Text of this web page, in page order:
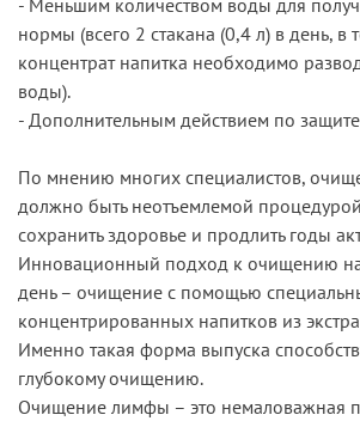
нормы (всего 2 стакана (0,4 л) в день, в
концентрат напитка необходимо
воды).
- Дополнительным действием по
По мнению многих специалистов,
должно быть неотъемлемой
сохранить здоровье и продлить годы
Инновационный подход к очищению
день – очищение с помощью
концентрированных напитков из
Именно такая форма выпуска
глубокому очищению.
Очищение лимфы – это немаловажная